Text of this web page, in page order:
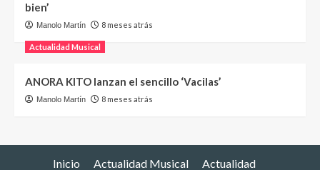
bien’
Manolo Martín 8 meses atrás
Actualidad Musical
ANORA KITO lanzan el sencillo ‘Vacilas’
Manolo Martín 8 meses atrás
Inicio Actualidad Musical Actualidad